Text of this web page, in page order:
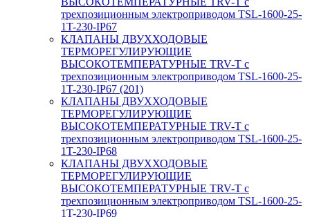
трехпозиционным электроприводом TSL-1600-25-
1T-230-IP67
КЛАПАНЫ ДВУХХОДОВЫЕ
ТЕРМОРЕГУЛИРУЮЩИЕ
ВЫСОКОТЕМПЕРАТУРНЫЕ TRV-T с
трехпозиционным электроприводом TSL-1600-25-
1T-230-IP67 (201)
КЛАПАНЫ ДВУХХОДОВЫЕ
ТЕРМОРЕГУЛИРУЮЩИЕ
ВЫСОКОТЕМПЕРАТУРНЫЕ TRV-T с
трехпозиционным электроприводом TSL-1600-25-
1T-230-IP68
КЛАПАНЫ ДВУХХОДОВЫЕ
ТЕРМОРЕГУЛИРУЮЩИЕ
ВЫСОКОТЕМПЕРАТУРНЫЕ TRV-T с
трехпозиционным электроприводом TSL-1600-25-
1T-230-IP69